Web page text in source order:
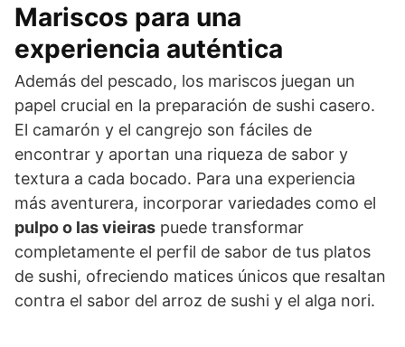
Mariscos para una
experiencia auténtica
Además del pescado, los mariscos juegan un
papel crucial en la preparación de sushi casero.
El camarón y el cangrejo son fáciles de
encontrar y aportan una riqueza de sabor y
textura a cada bocado. Para una experiencia
más aventurera, incorporar variedades como el
pulpo o las vieiras puede transformar
completamente el perfil de sabor de tus platos
de sushi, ofreciendo matices únicos que resaltan
contra el sabor del arroz de sushi y el alga nori.